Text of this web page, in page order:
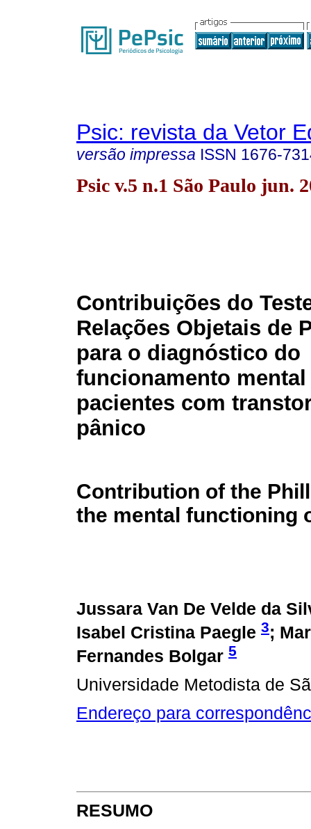
Psic: revista da Vetor
versão impressa ISSN 1676-
Psic v.5 n.1 São Paulo jun.
Contribuições do
Relações Objetais de
para o diagnóstico do
funcionamento mental
pacientes com
pânico
Contribution of the
the mental functioning
Jussara Van De Velde da
Isabel Cristina Paegle 3;
Fernandes Bolgar 5
Universidade Metodista de
Endereço para
RESUMO